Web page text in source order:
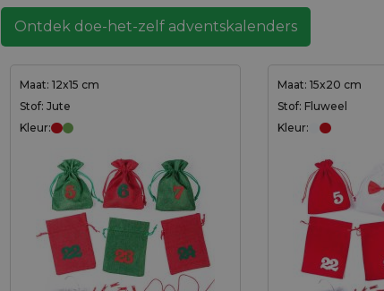
Ontdek doe-het-zelf adventskalenders
Maat: 12x15 cm
Stof: Jute
Kleur:
Maat: 15x20 cm
Stof: Fluweel
Kleur: